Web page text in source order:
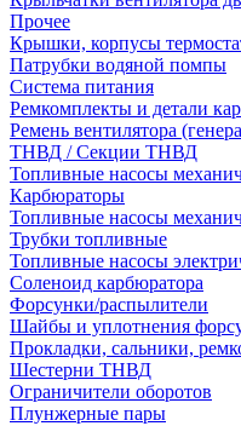
Прочее
Крышки, корпусы
Патрубки водяной помпы
Система питания
Ремкомплекты и детали
Ремень вентилятора
ТНВД / Секции ТНВД
Топливные насосы
Карбюраторы
Топливные насосы
Трубки топливные
Топливные насосы
Соленоид карбюратора
Форсунки/распылители
Шайбы и уплотнения
Прокладки, сальники,
Шестерни ТНВД
Ограничители оборотов
Плунжерные пары